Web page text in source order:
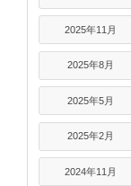
2025年11月
2025年8月
2025年5月
2025年2月
2024年11月